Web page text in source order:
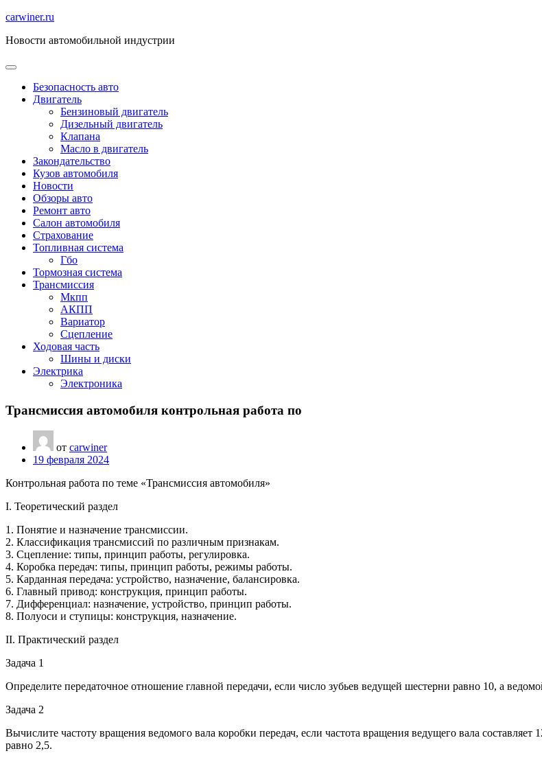
Перейти
содержимому
carwiner.ru
Новости автомобильной индустрии
Безопасность авто
Двигатель
Бензиновый двигатель
Дизельный двигатель
Клапана
Масло в двигатель
Закондательство
Кузов автомобиля
Новости
Обзоры авто
Ремонт авто
Салон автомобиля
Страхование
Топливная система
Гбо
Тормозная система
Трансмиссия
Мкпп
АКПП
Вариатор
Сцепление
Ходовая часть
Шины и диски
Электрика
Электроника
Трансмиссия автомобиля контрольная работа по
от carwiner
19 февраля 2024
Контрольная работа по теме «Трансмиссия автомобиля»
I. Теоретический раздел
1. Понятие и назначение трансмиссии.
2. Классификация трансмиссий по различным признакам.
3. Сцепление: типы, принцип работы, регулировка.
4. Коробка передач: типы, принцип работы, режимы работы.
5. Карданная передача: устройство, назначение, балансировка.
6. Главный привод: конструкция, принцип работы.
7. Дифференциал: назначение, устройство, принцип работы.
8. Полуоси и ступицы: конструкция, назначение.
II. Практический раздел
Задача 1
Определите передаточное отношение главной передачи, если число зубьев ведущей шестерни равно 10, а
Задача 2
Вычислите частоту вращения ведомого вала коробки передач, если частота вращения ведущего вала
равно 2,5.